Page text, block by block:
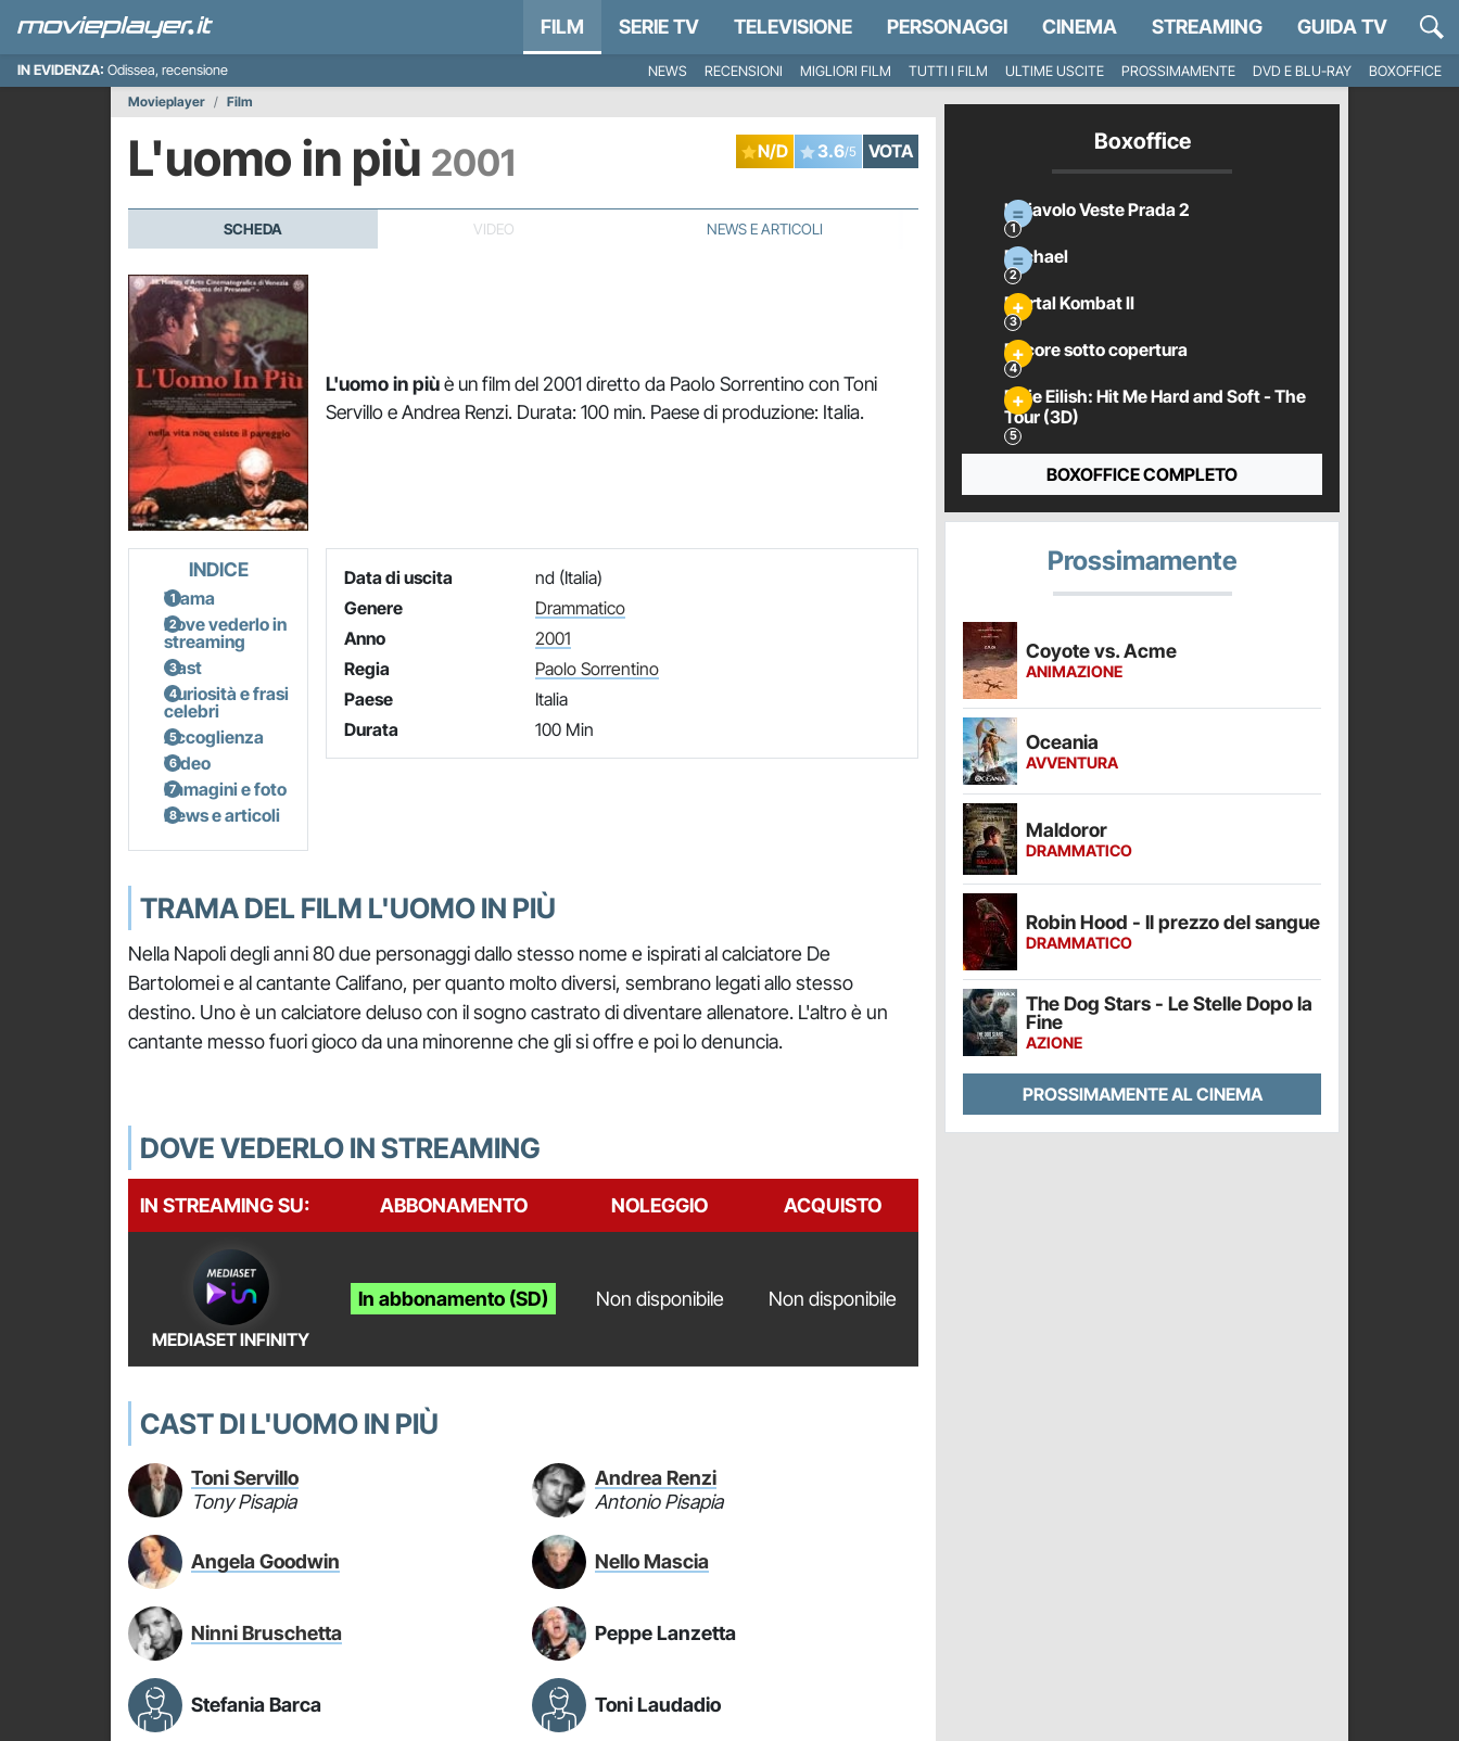
FILM SERIE TV TELEVISIONE PERSONAGGI CINEMA STREAMING GUIDA TV
IN EVIDENZA: Odissea, recensione NEWS RECENSIONI MIGLIORI FILM TUTTI I FILM ULTIME USCITE PROSSIMAMENTE DVD E BLU-RAY
BOXOFFICE
Movieplayer
Film
L'uomo in più 2001 N/D 3.6/5 VOTA
SCHEDA VIDEO NEWS E ARTICOLI
L'uomo in piùè un film del 2001 diretto da Paolo Sorrentino con Toni
Servillo e Andrea Renzi. Durata: 100 min. Paese di produzione: Italia.
INDICE
Trama
Dove vederlo in
streaming
Cast
Curiosità e frasi
celebri
Accoglienza
Video
Immagini e foto
News e articoli
Data di uscita
nd (Italia)
Genere
Drammatico
Anno
2001
Regia
Paolo Sorrentino
Paese
Italia
Durata
100 Min
TRAMA DEL FILM L'UOMO IN PIÙ
Nella Napoli degli anni 80 due personaggi dallo stesso nome e ispirati al calciatore De
Bartolomei e al cantante Califano, per quanto molto diversi, sembrano legati allo stesso
destino. Uno è un calciatore deluso con il sogno castrato di diventare allenatore. L'altro è un
cantante messo fuori gioco da una minorenne che gli si offre e poi lo denuncia.
DOVE VEDERLO IN STREAMING
IN STREAMING SU: ABBONAMENTO NOLEGGIO ACQUISTO
MEDIASET INFINITY
In abbonamento (SD) Non disponibile Non disponibile
CAST DI L'UOMO IN PIÙ
Toni Servillo
Tony Pisapia
Andrea Renzi
Antonio Pisapia
Angela Goodwin Nello Mascia
Ninni Bruschetta Peppe Lanzetta
Stefania Barca Toni Laudadio
Boxoffice
Il Diavolo Veste Prada 2
Michael
Mortal Kombat II
Pecore sotto copertura
Billie Eilish: Hit Me Hard and Soft - The
Tour (3D)
BOXOFFICE COMPLETO
Prossimamente
Coyote vs. Acme
ANIMAZIONE
Oceania
AVVENTURA
Maldoror
DRAMMATICO
Robin Hood - Il prezzo del sangue
DRAMMATICO
The Dog Stars - Le Stelle Dopo la
Fine
AZIONE
PROSSIMAMENTE AL CINEMA